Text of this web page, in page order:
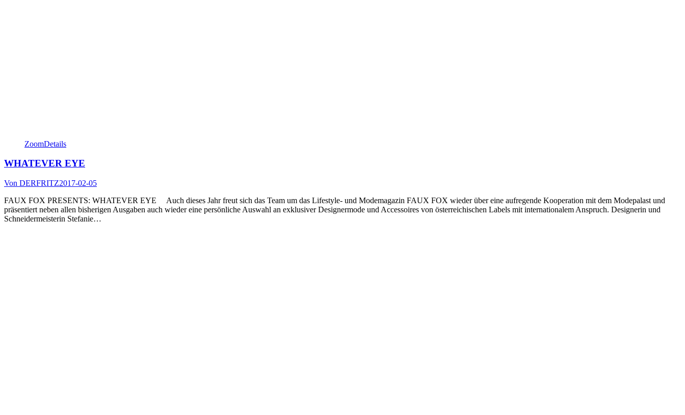
ZoomDetails
WHATEVER EYE
Von DERFRITZ2017-02-05
FAUX FOX PRESENTS: WHATEVER EYE Auch dieses Jahr freut sich das Team um das Lifestyle- und Modemagazin FAUX FOX wieder über eine aufregende Kooperation mit dem Modepalast und
präsentiert neben allen bisherigen Ausgaben auch wieder eine persönliche Auswahl an exklusiver Designermode und Accessoires von österreichischen Labels mit internationalem Anspruch. Designerin und
Schneidermeisterin Stefanie…